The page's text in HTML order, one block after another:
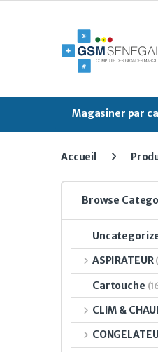
Magasiner par
Accueil
Browse
ASPIRATEUR
Cartouche
CLIM &